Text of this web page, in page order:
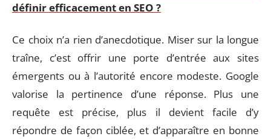
définir efficacement en SEO ?
Ce choix n’a rien d’anecdotique. Miser sur la longue
traîne, c’est offrir une porte d’entrée aux sites
émergents ou à l’autorité encore modeste. Google
valorise la pertinence d’une réponse. Plus une
requête est précise, plus il devient facile d’y
répondre de façon ciblée, et d’apparaître en bonne